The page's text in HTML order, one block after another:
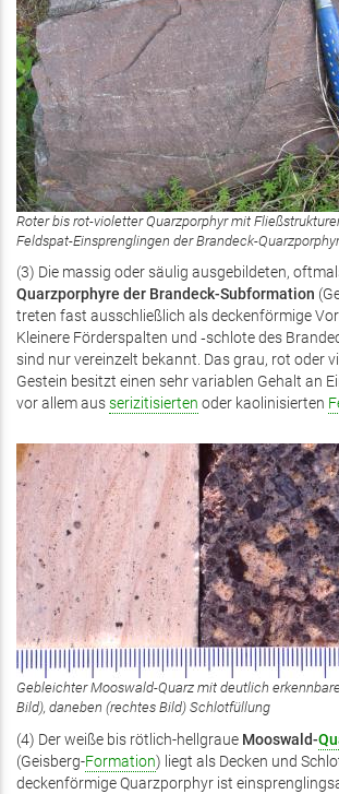
Roter bis rot-violetter Quarzporphyr mit
Feldspat-Einsprenglingen der Brandeck-
(3) Die massig oder säulig ausgebildeten,
Quarzporphyre der Brandeck-Subformation
treten fast ausschließlich als deckenförmige
Kleinere Förderspalten und ‑schlote des
sind nur vereinzelt bekannt. Das grau, rot oder
Gestein besitzt einen sehr variablen Gehalt an
vor allem ausserizitisierten oder kaolinisierten
Gebleichter Mooswald-Quarz mit deutlich
Bild), daneben (rechtes Bild) Schlotfüllung
(4) Der weiße bis rötlich-hellgraue Mooswald-
(Geisberg-Formation) liegt als Decken und
deckenförmige Quarzporphyr ist